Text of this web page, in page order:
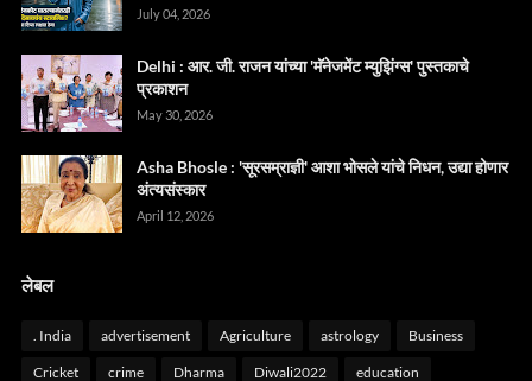
July 04, 2026
Delhi : आर. जी. राजन यांच्या 'मॅनेजमेंट म्युझिंग्स' पुस्तकाचे
प्रकाशन
May 30, 2026
Asha Bhosle : 'सूरसम्राज्ञी' आशा भोसले यांचे निधन, उद्या होणार
अंत्यसंस्कार
April 12, 2026
लेबल
. India advertisement Agriculture astrology Business
Cricket crime Dharma Diwali2022 education